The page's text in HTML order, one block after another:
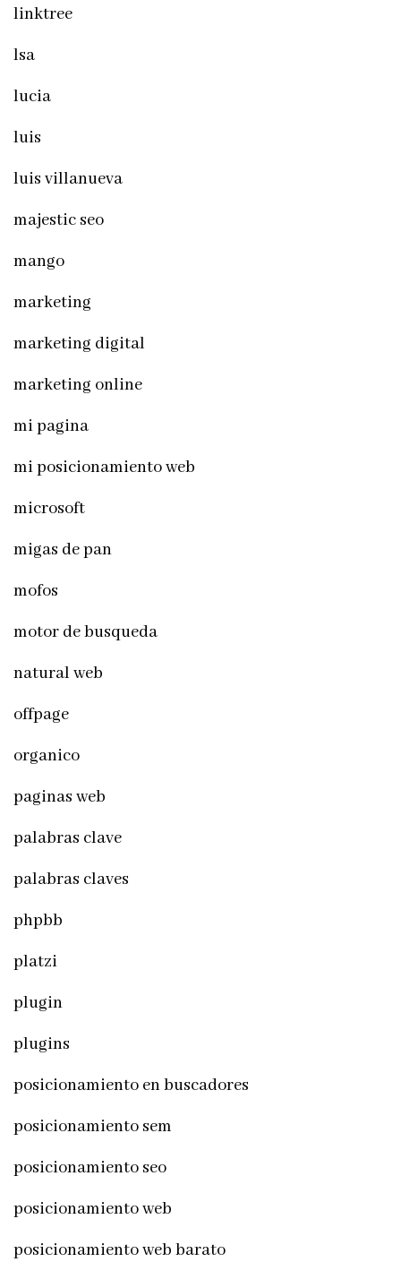
linktree
lsa
lucia
luis
luis villanueva
majestic seo
mango
marketing
marketing digital
marketing online
mi pagina
mi posicionamiento web
microsoft
migas de pan
mofos
motor de busqueda
natural web
offpage
organico
paginas web
palabras clave
palabras claves
phpbb
platzi
plugin
plugins
posicionamiento en buscadores
posicionamiento sem
posicionamiento seo
posicionamiento web
posicionamiento web barato